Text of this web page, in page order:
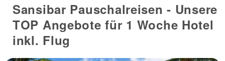
Sansibar Pauschalreisen - Unsere
TOP Angebote für 1 Woche Hotel
inkl. Flug